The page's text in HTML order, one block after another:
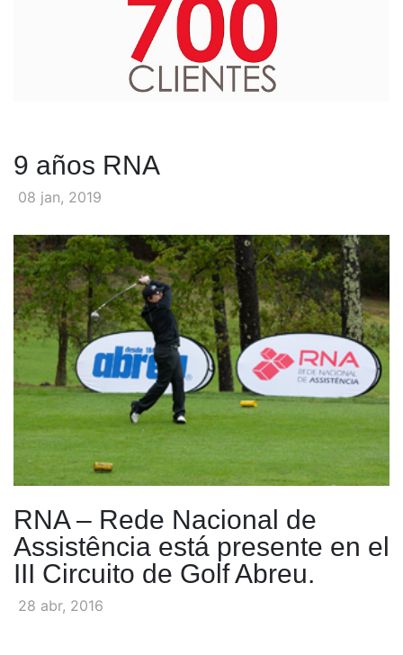
9 años RNA
08 jan, 2019
RNA – Rede Nacional de
Assistência está presente en el
III Circuito de Golf Abreu.
28 abr, 2016